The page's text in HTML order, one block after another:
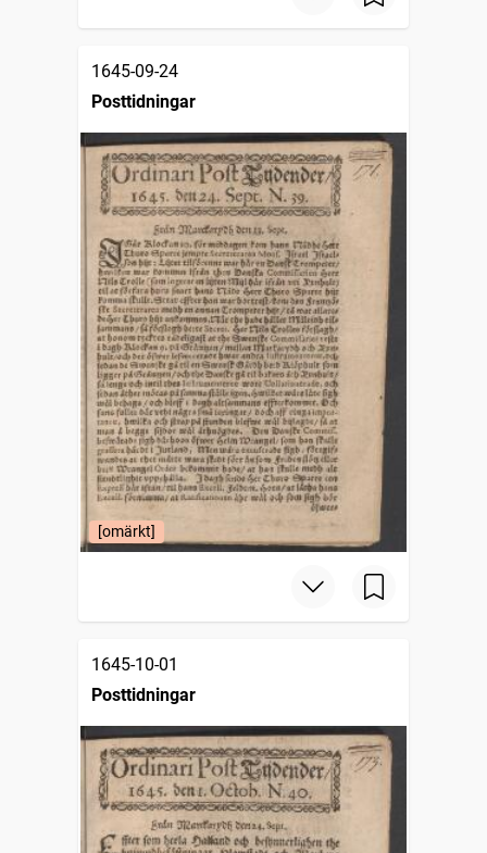
1645-09-24
Posttidningar
[omärkt]
1645-10-01
Posttidningar